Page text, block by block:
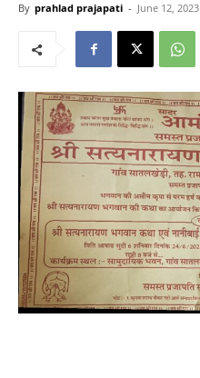
By prahlad prajapati - June 12, 2023